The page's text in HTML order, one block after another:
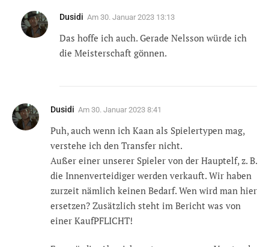
Dusidi Am 30. Januar 2023 13:13
Das hoffe ich auch. Gerade Nelsson würde ich
die Meisterschaft gönnen.
Dusidi Am 30. Januar 2023 8:41
Puh, auch wenn ich Kaan als Spielertypen mag,
verstehe ich den Transfer nicht.
Außer einer unserer Spieler von der Hauptelf, z. B.
die Innenverteidiger werden verkauft. Wir haben
zurzeit nämlich keinen Bedarf. Wen wird man hier
ersetzen? Zusätzlich steht im Bericht was von
einer KaufPFLICHT!